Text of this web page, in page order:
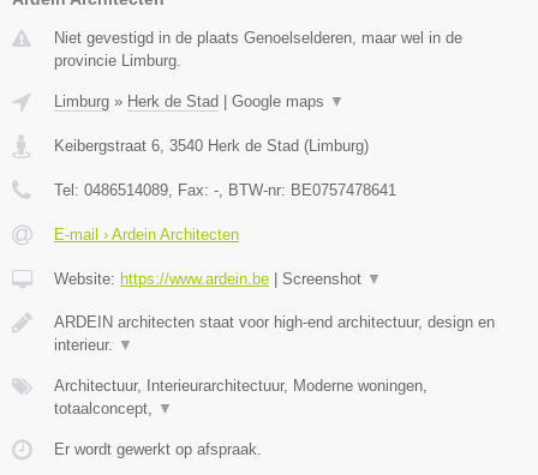
Niet gevestigd in de plaats Genoelselderen, maar wel in de
provincie Limburg.
Limburg » Herk de Stad Google maps ▼
Keibergstraat 6, 3540 Herk de Stad (Limburg)
Tel: 0486514089, Fax: -, BTW-nr: BE0757478641
E-mail › Ardein Architecten
Website: https://www.ardein.be Screenshot ▼
ARDEIN architecten staat voor high-end architectuur, design en
interieur. ▼
Architectuur, Interieurarchitectuur, Moderne woningen,
totaalconcept, ▼
Er wordt gewerkt op afspraak.